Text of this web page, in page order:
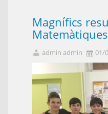
Magnífics
Matemàtiques
admin admin 01/